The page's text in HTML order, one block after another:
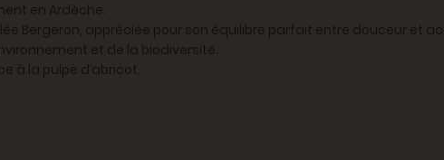
en Ardèche.
Bergeron, appréciée pour son équilibre parfait entre douceur et
et de la biodiversité.
à la pulpe d’abricot.